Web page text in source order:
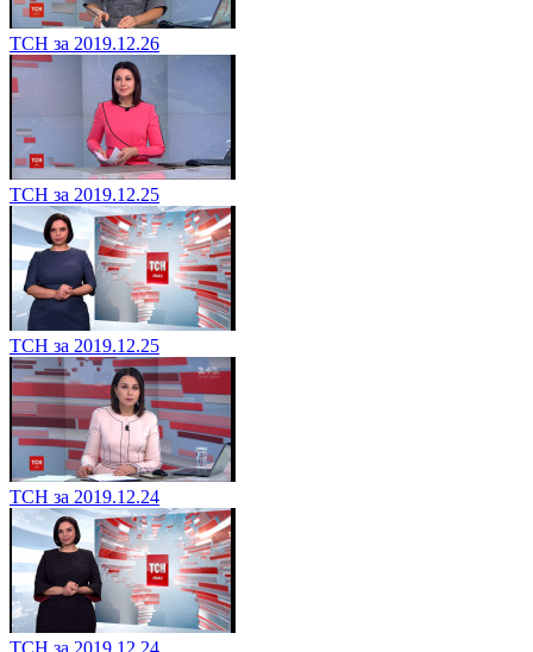
ТСН за 2019.12.26
ТСН за 2019.12.25
ТСН за 2019.12.25
ТСН за 2019.12.24
ТСН за 2019.12.24